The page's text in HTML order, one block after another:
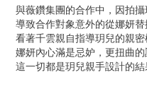
與薇鑽集團的合作中，因拍攝
導致合作對象意外的從娜妍替
看著千雲親自指導玥兒的親密
娜妍內心滿是忌妒，更扭曲的
這一切都是玥兒親手設計的